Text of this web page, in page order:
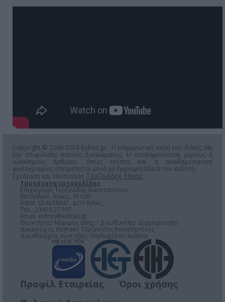
Copyright © 2006-2026 Eidisis.gr - Η ενημερωτική πύλη του Κιλκίς. Με
την επιφύλαξη παντός δικαιώματος. Η αναδημοσίευση μέρους ή
ολόκληρου άρθρου, όπως επίσης και η αναδημοσίευση
φωτογραφίας επιτρέπεται μόνο μέ έγγραφη άδεια του εκδότη.
Σχεδίαση και Υλοποίηση Τερζενίδης Νικος
Ταυτότητα ιστοσελίδας
Επιχείρηση Τερζενίδης Κωνσταντίνος
Μεταλλικό, Κιλκίς, 61100
ΑΦΜ: 024638641, ΔΟΥ Κιλκίς
Τηλ.: 23410 27307
Email: eidisis@eidisis.gr
Ιδιοκτήτης/ Νόμιμος εκπρ./ Διευθυντής/ Διαχειριστής/
Δικαιούχος domain: Τερζενίδης Κωνσταντίνος
Διευθύντρια σύνταξης: Παγλαρίδου Ιωάννα
Προφίλ Εταιρείας
Όροι χρήσης